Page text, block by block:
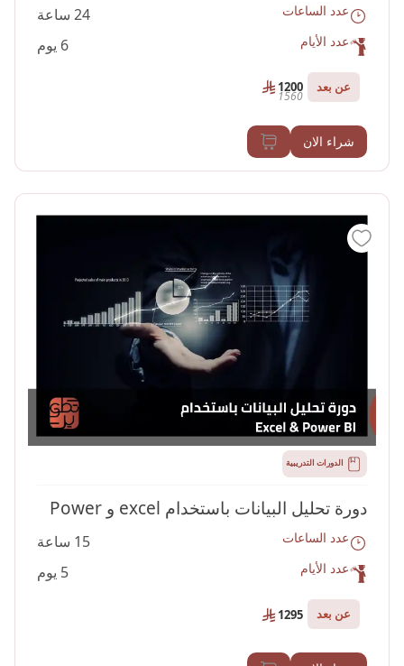
عدد الساعات 24 ساعة
عدد الأيام 6 يوم
عن بعد 1200
1560
شراء الان
الدورات التدريبية
دورة تحليل البيانات باستخدام excel و Power
BI
عدد الساعات 15 ساعة
عدد الأيام 5 يوم
عن بعد 1295